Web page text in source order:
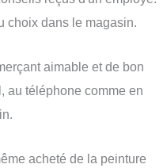
choix dans le magasin.
aimable et de bon
au téléphone comme en
acheté de la peinture